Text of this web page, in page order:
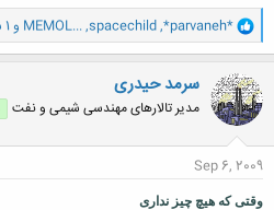
و
ا
ک
ن
ش
ه
ا
*parvaneh*
,
spacechild
,
MEMOL... و 1 شخص دیگر
سرمد حیدری
مدیر تالارهای مهندسی شیمی و نفت
Sep 6, 2009
وقتی که هیچ چیز نداری